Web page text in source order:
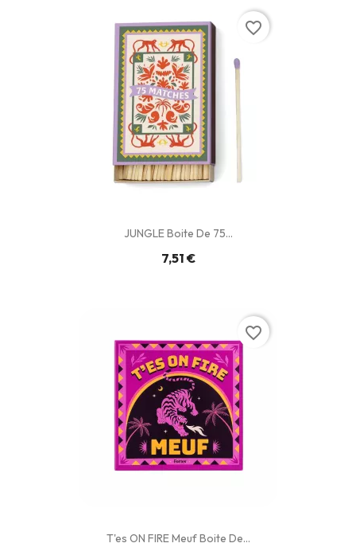
JUNGLE Boite De 75...
7,51 €
favorite_border
T'es ON FIRE Meuf Boite De...
favorite_border